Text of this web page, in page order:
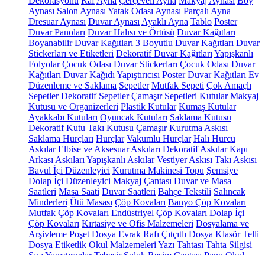
Aynası Salon Aynası Yatak Odası Aynası Parçalı Ayna
Dresuar Aynası Duvar Aynası Ayaklı Ayna Tablo Poster
Duvar Panoları Duvar Halısı ve Örtüsü Duvar Kağıtları
Boyanabilir Duvar Kağıtları 3 Boyutlu Duvar Kağıtları Duvar
Stickerları ve Etiketleri Dekoratif Duvar Kağıtları Yapışkanlı
Folyolar Çocuk Odası Duvar Stickerları Çocuk Odası Duvar
Kağıtları Duvar Kağıdı Yapıştırıcısı Poster Duvar Kağıtları Ev
Düzenleme ve Saklama Sepetler Mutfak Sepeti Çok Amaçlı
Sepetler Dekoratif Sepetler Çamaşır Sepetleri Kutular Makyaj
Kutusu ve Organizerleri Plastik Kutular Kumaş Kutular
Ayakkabı Kutuları Oyuncak Kutuları Saklama Kutusu
Dekoratif Kutu Takı Kutusu Çamaşır Kurutma Askısı
Saklama Hurçları Hurçlar Vakumlu Hurçlar Halı Hurcu
Askılar Elbise ve Aksesuar Askıları Dekoratif Askılar Kapı
Arkası Askıları Yapışkanlı Askılar Vestiyer Askısı Takı Askısı
Bavul İçi Düzenleyici Kurutma Makinesi Topu Şemsiye
Dolap İçi Düzenleyici Makyaj Çantası Duvar ve Masa
Saatleri Masa Saati Duvar Saatleri Bahçe Tekstili Salıncak
Minderleri Ütü Masası Çöp Kovaları Banyo Çöp Kovaları
Mutfak Çöp Kovaları Endüstriyel Çöp Kovaları Dolap İçi
Çöp Kovaları Kırtasiye ve Ofis Malzemeleri Dosyalama ve
Arşivleme Poşet Dosya Evrak Rafı Çıtçıtlı Dosya Klasör Telli
Dosya Etiketlik Okul Malzemeleri Yazı Tahtası Tahta Silgisi